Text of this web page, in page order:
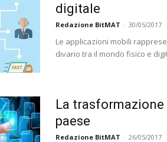
digitale
Redazione BitMAT - 30/05/2017
Le applicazioni mobili
divario tra il mondo fisico e
La
paese
Redazione BitMAT - 26/05/2017